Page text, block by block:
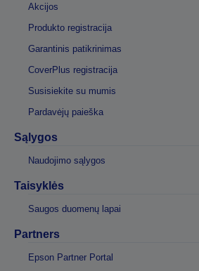
Akcijos
Produkto registracija
Garantinis patikrinimas
CoverPlus registracija
Susisiekite su mumis
Pardavėjų paieška
Sąlygos
Naudojimo sąlygos
Taisyklės
Saugos duomenų lapai
Partners
Epson Partner Portal